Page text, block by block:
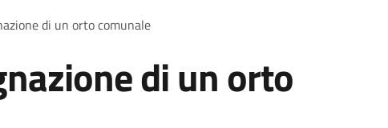
di un orto comunale
di un orto